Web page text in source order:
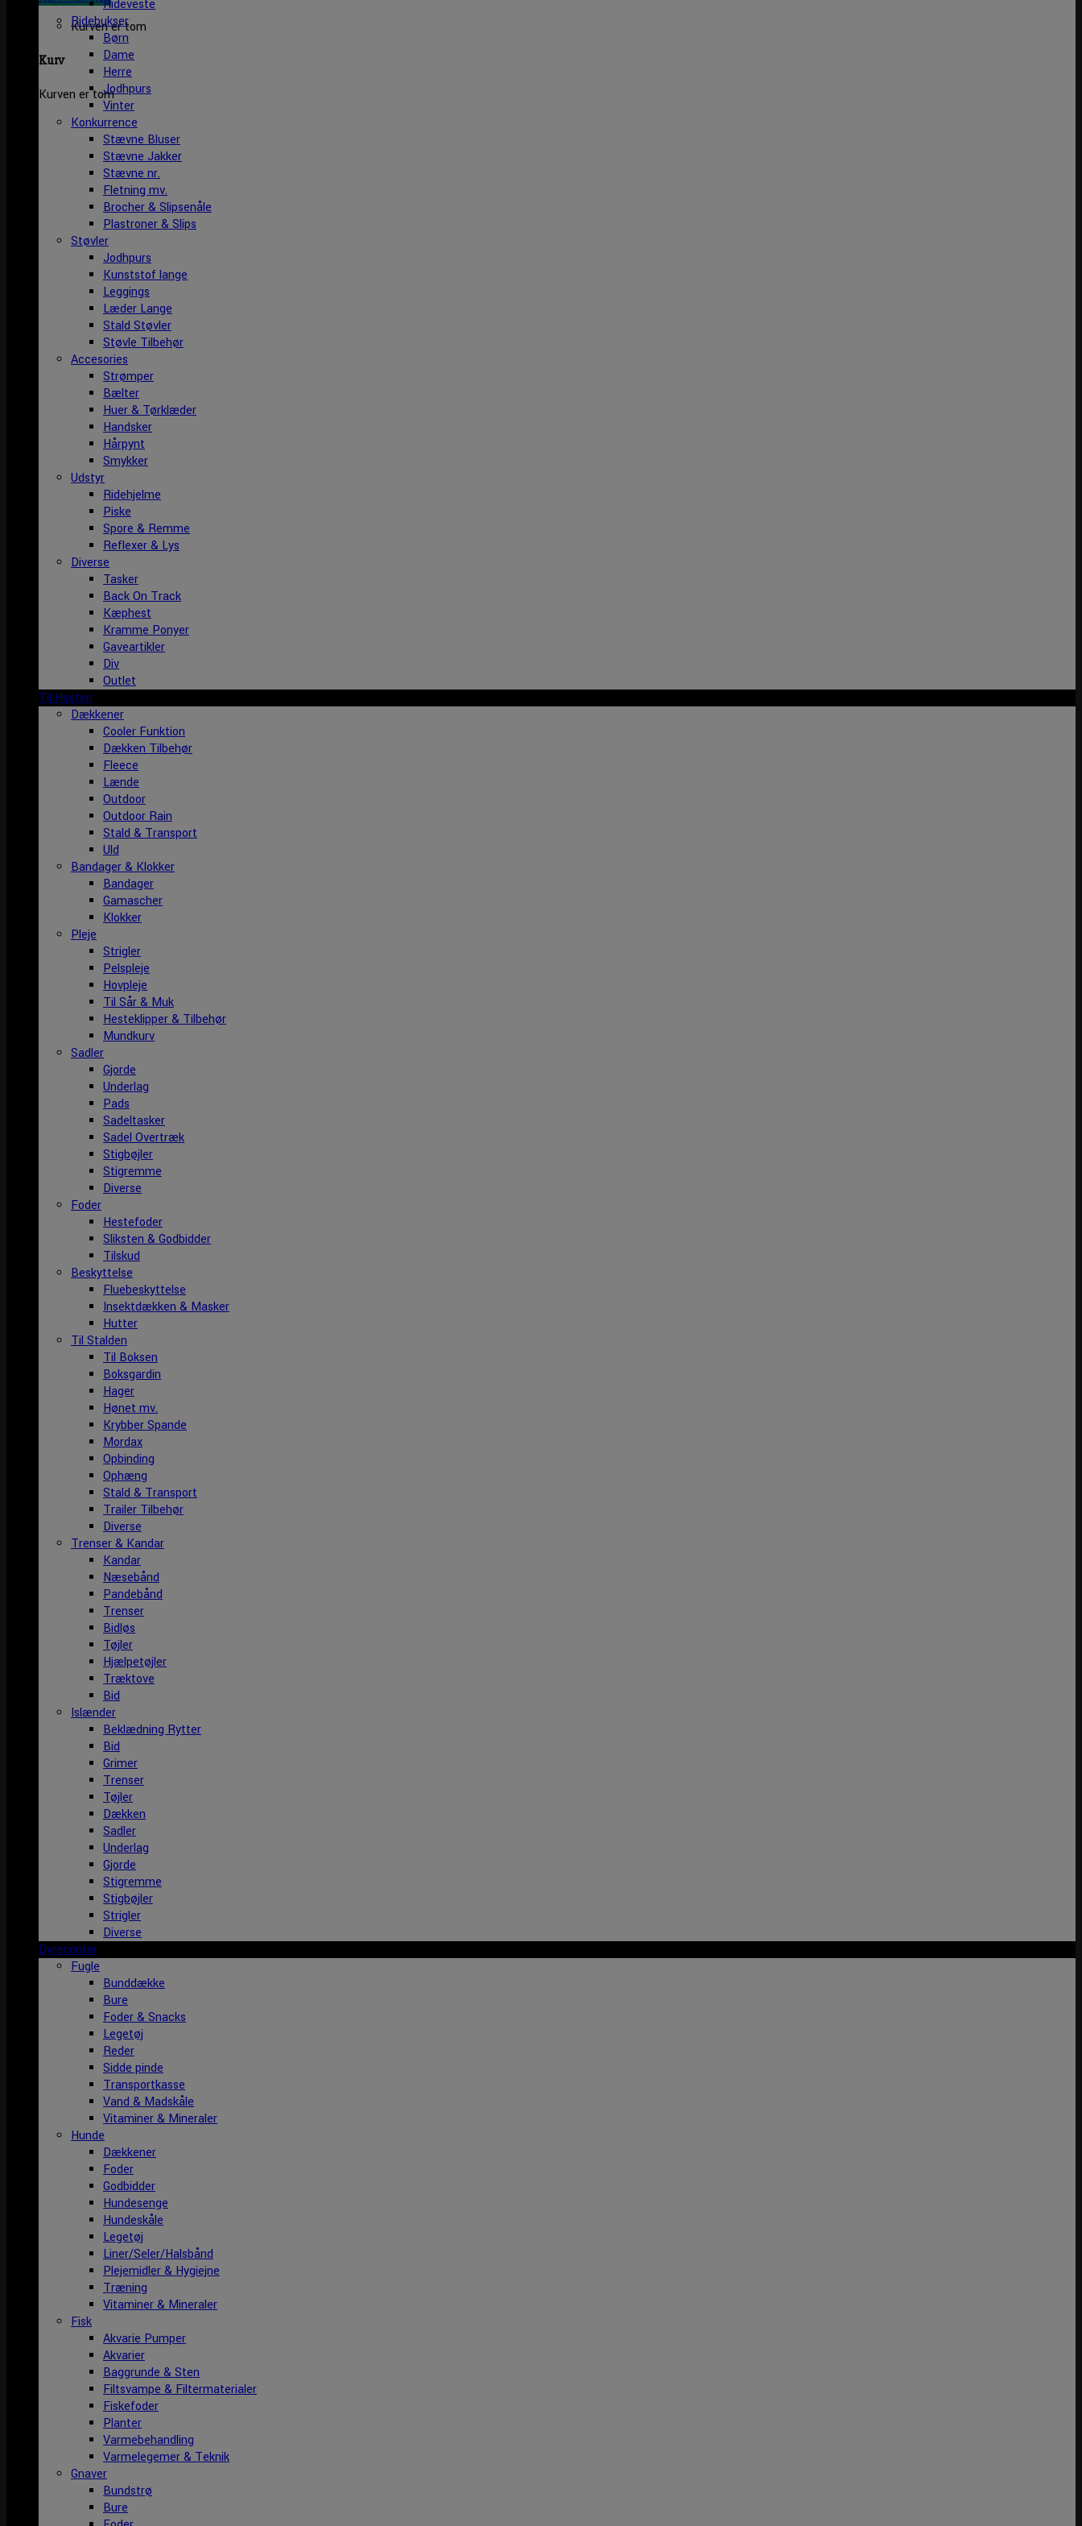
Kurven er tom
Kurv
Kurven er tom
Rideveste
Ridebukser
Børn
Dame
Herre
Jodhpurs
Vinter
Konkurrence
Stævne Bluser
Stævne Jakker
Stævne nr.
Fletning mv.
Brocher & Slipsenåle
Plastroner & Slips
Støvler
Jodhpurs
Kunststof lange
Leggings
Læder Lange
Stald Støvler
Støvle Tilbehør
Accesories
Strømper
Bælter
Huer & Tørklæder
Handsker
Hårpynt
Smykker
Udstyr
Ridehjelme
Piske
Spore & Remme
Reflexer & Lys
Diverse
Tasker
Back On Track
Kæphest
Kramme Ponyer
Gaveartikler
Div
Outlet
Til Hesten
Dækkener
Cooler Funktion
Dækken Tilbehør
Fleece
Lænde
Outdoor
Outdoor Rain
Stald & Transport
Uld
Bandager & Klokker
Bandager
Gamascher
Klokker
Pleje
Strigler
Pelspleje
Hovpleje
Til Sår & Muk
Hesteklipper & Tilbehør
Mundkurv
Sadler
Gjorde
Underlag
Pads
Sadeltasker
Sadel Overtræk
Stigbøjler
Stigremme
Diverse
Foder
Hestefoder
Sliksten & Godbidder
Tilskud
Beskyttelse
Fluebeskyttelse
Insektdækken & Masker
Hutter
Til Stalden
Til Boksen
Boksgardin
Hager
Hønet mv.
Krybber Spande
Mordax
Opbinding
Ophæng
Stald & Transport
Trailer Tilbehør
Diverse
Trenser & Kandar
Kandar
Næsebånd
Pandebånd
Trenser
Bidløs
Tøjler
Hjælpetøjler
Træktove
Bid
Islænder
Beklædning Rytter
Bid
Grimer
Trenser
Tøjler
Dækken
Sadler
Underlag
Gjorde
Stigremme
Stigbøjler
Strigler
Diverse
Dyrecenter
Fugle
Bunddække
Bure
Foder & Snacks
Legetøj
Reder
Sidde pinde
Transportkasse
Vand & Madskåle
Vitaminer & Mineraler
Hunde
Dækkener
Foder
Godbidder
Hundesenge
Hundeskåle
Legetøj
Liner/Seler/Halsbånd
Plejemidler & Hygiejne
Træning
Vitaminer & Mineraler
Fisk
Akvarie Pumper
Akvarier
Baggrunde & Sten
Filtsvampe & Filtermaterialer
Fiskefoder
Planter
Varmebehandling
Varmelegemer & Teknik
Gnaver
Bundstrø
Bure